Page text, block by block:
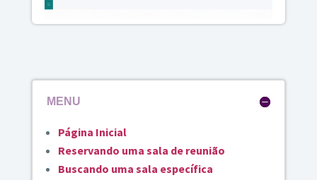
MENU
Página Inicial
Reservando uma sala de reunião
Buscando uma sala específica